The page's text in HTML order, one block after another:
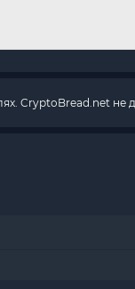
CryptoBread.net не